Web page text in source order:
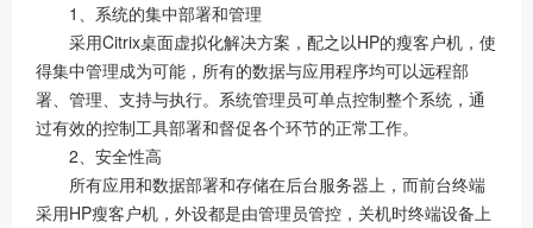
1、系统的集中部署和管理
采用Citrix桌面虚拟化解决方案，配之以HP的瘦客户机，使
得集中管理成为可能，所有的数据与应用程序均可以远程部
署、管理、支持与执行。系统管理员可单点控制整个系统，通
过有效的控制工具部署和督促各个环节的正常工作。
2、安全性高
所有应用和数据部署和存储在后台服务器上，而前台终端
采用HP瘦客户机，外设都是由管理员管控，关机时终端设备上